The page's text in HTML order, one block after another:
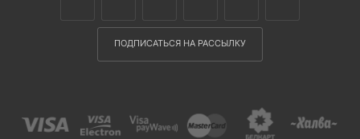
ПОДПИСАТЬСЯ НА РАССЫЛКУ